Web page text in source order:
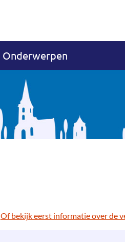
Onderwerpen
Of bekijk eerst informatie over de